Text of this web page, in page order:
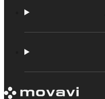
Mac 제품
학습 포털
체험판 제한 사항
후기